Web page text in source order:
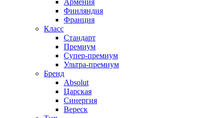
Финляндия
Франция
Класс
Стандарт
Премиум
Супер-премиум
Ультра-премиум
Бренд
Absolut
Царская
Синергия
Вереск